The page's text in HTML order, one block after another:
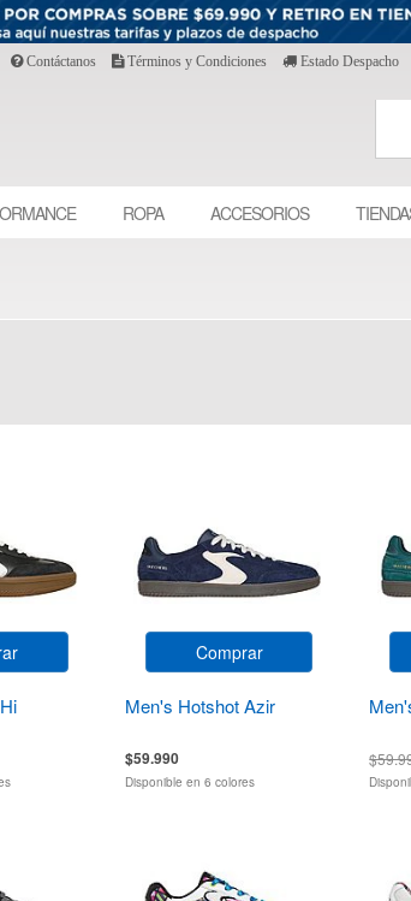
Contáctanos Términos y Condiciones Estado Despacho
ROPA ACCESORIOS
Comprar
Men's Hotshot Azir
$59.990
Disponible en 6 colores